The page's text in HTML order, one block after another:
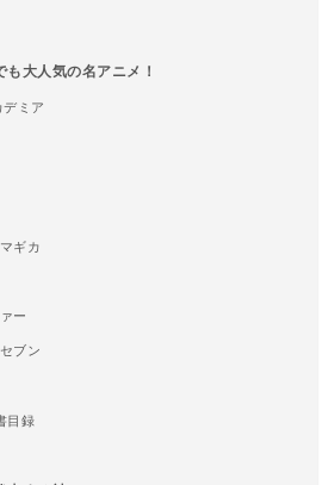
も大人気の名アニメ！
ミア
ギカ
ー
ブン
目録